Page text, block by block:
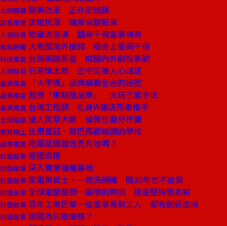
大師開講 歐美改革 正在走錯路
店長學堂 店租抗漲 讓房東變股東
人物特寫 拾罐流浪漢 翻身千億富豪傳奇
焦點新聞 大老闆海外搶錢 吸金上看兩千億
科技風雲 台製網路新星 成國內外創投新歡
人物特寫 石原慎太郎 正中災後人心渴望
產業風雲 「大甲媽」品牌稱霸全台的秘密
產業風雲 超商「集點贈品學」 大玩三套手法
產業風雲 台灣工程師 化身W飯店形象推手
全球話題 搶人民幣大餅 倫敦也要分杯羹
教育線上 比爾蓋茲、歐巴馬都給讚的學校
產業風雲 吃藥延緩雄性禿有效嗎？
封面故事 德國奇蹟
封面故事 深入實業強權基地
封面故事 家電業賓士，一款洗碗機 賠30年也不放棄
封面故事 全球電鋸龍頭─最壞的時刻 還是堅持發高薪
封面故事 百年工業巨擘─從董事長到工人 都有創新血液
封面故事 德國為何敢廢核？